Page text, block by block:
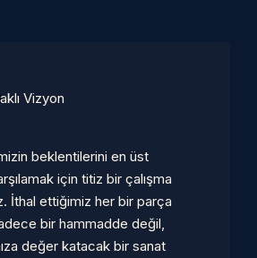
Vizyon
beklentilerini en üst
için titiz bir çalışma
İthal ettiğimiz her bir parça
bir hammadde değil,
değer katacak bir sanat